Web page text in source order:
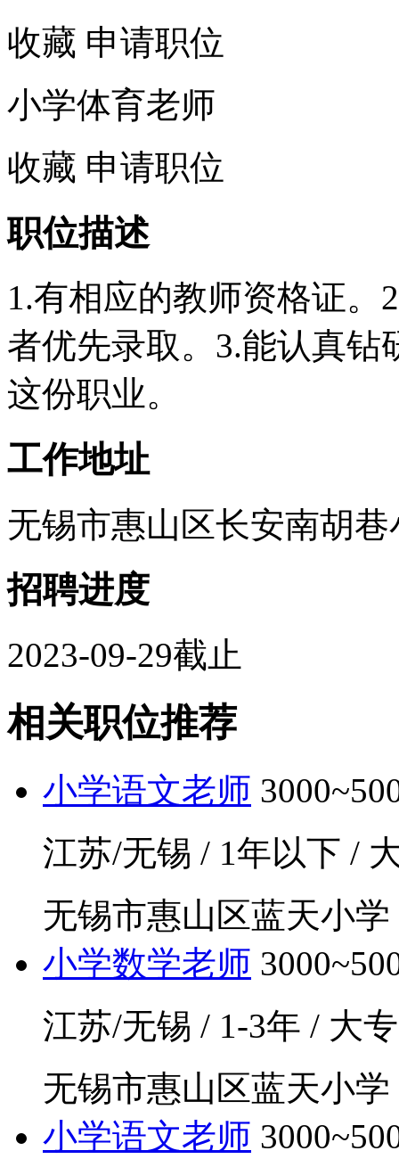
收藏 申请职位
小学体育老师
收藏 申请职位
职位描述
1.有相应的教师资格证
者优先录取。3.能认真钻
这份职业。
工作地址
无锡市惠山区长安南胡
招聘进度
2023-09-29截止
相关职位推荐
小学语文老师
江苏/无锡 / 1年以下 /
无锡市惠山区蓝天小学
小学数学老师
江苏/无锡 / 1-3年 / 大
无锡市惠山区蓝天小学
小学语文老师